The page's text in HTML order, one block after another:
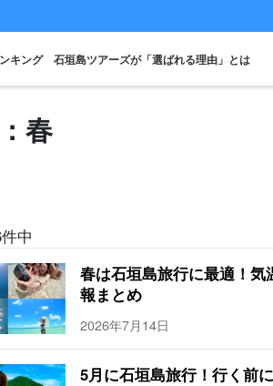
キング 石垣島ツアーズが「選ばれる理由」とは
春
中
春は石垣島旅行に最適！
報まとめ
2026年7月14日
5月に石垣島旅行！行く前